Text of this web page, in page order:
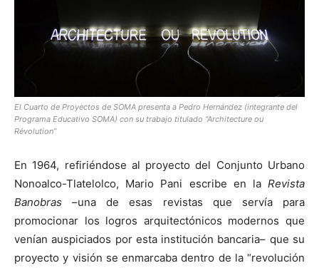
El Cuarto de Proyectos de SOMA presenta a Pedro Hernández (integrante del
Programa Educativo SOMA) con su trabajo titulado “Architecture ou
Révolution”
En 1964, refiriéndose al proyecto del Conjunto Urbano
Nonoalco-Tlatelolco, Mario Pani escribe en la Revista
Banobras –una de esas revistas que servía para
promocionar los logros arquitectónicos modernos que
venían auspiciados por esta institución bancaria– que su
proyecto y visión se enmarcaba dentro de la “revolución